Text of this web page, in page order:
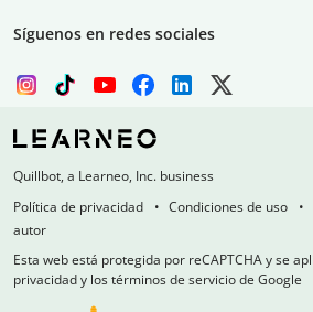
Síguenos en redes sociales
Quillbot, a Learneo, Inc. business
Política de privacidad
Condiciones de uso
autor
Esta web está protegida por reCAPTCHA y se
privacidad y los términos de servicio de Google